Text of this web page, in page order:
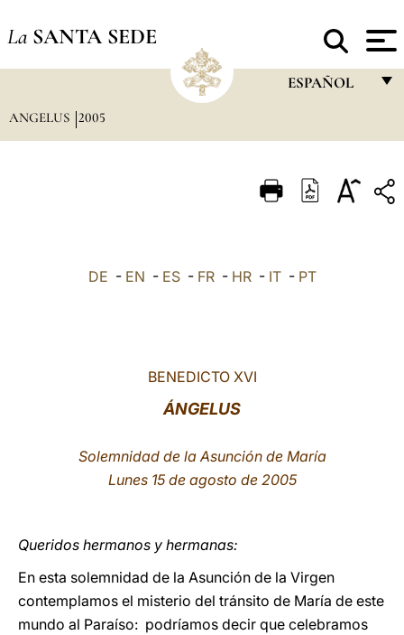
La SANTA SEDE
ESPAÑOL
ITALIANO
ANGELUS 2005
DE - EN - ES- FR- HR- IT- PT
BENEDICTO XVI
ÁNGELUS
Solemnidad de la Asunción de María
Lunes 15 de agosto de 2005
Queridos hermanos y hermanas:
En esta solemnidad de la Asunción de la Virgen
contemplamos el misterio del tránsito de María de este
mundo al Paraíso: podríamos decir que celebramos